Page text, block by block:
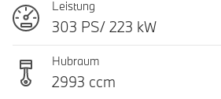
Leistung
303 PS/ 223 kW
Hubraum
2993 ccm